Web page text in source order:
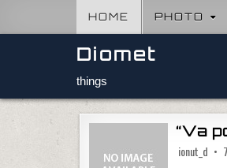
HOME PHOTO
Diomet
things
“Va
ionut_d